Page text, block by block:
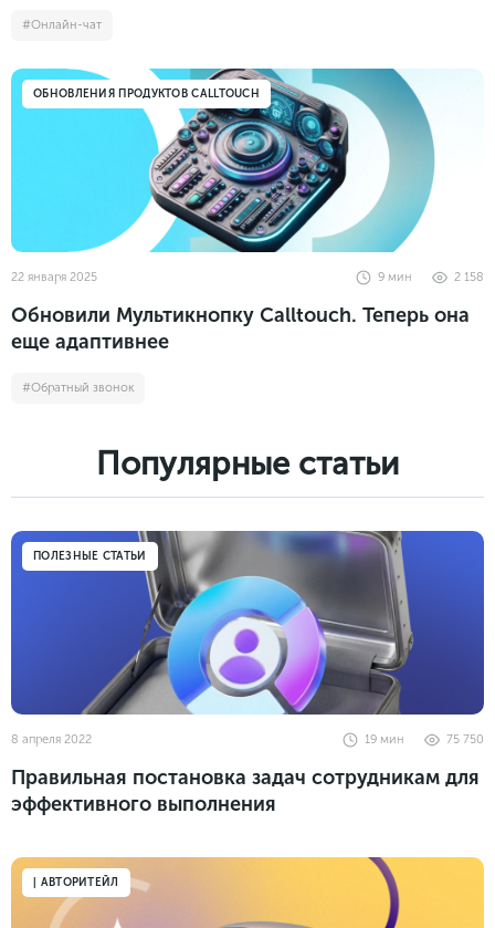
#Онлайн-чат
ОБНОВЛЕНИЯ ПРОДУКТОВ CALLTOUCH
22 января 2025 2 158
9 мин
Обновили Мультикнопку Calltouch. Теперь она
еще адаптивнее
#Обратный звонок
Популярные cтатьи
ПОЛЕЗНЫЕ СТАТЬИ
8 апреля 2022 75 750
19 мин
Правильная постановка задач сотрудникам для
эффективного выполнения
| АВТОРИТЕЙЛ